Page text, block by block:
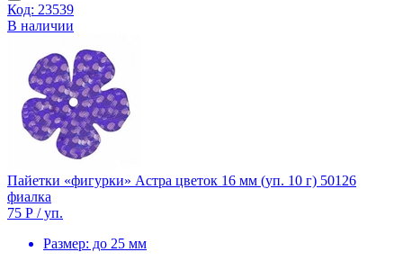
Код: 23539
В наличии
Пайетки «фигурки» Астра цветок 16 мм (уп. 10 г) 50126
фиалка
75 Р / уп.
Размер: до 25 мм